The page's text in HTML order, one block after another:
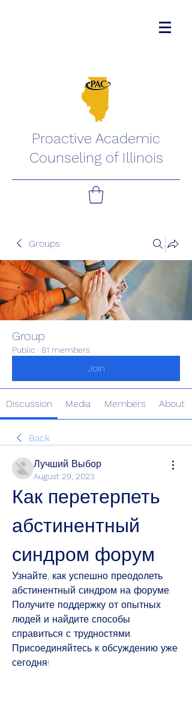
Proactive Academic
Counseling of Illinois
Groups
Group
Public · 81 members
Join
Discussion Media Members About
Back
Лучший Выбор
August 29, 2023
Как перетерпеть
абстинентный
синдром форум
Узнайте, как успешно преодолеть
абстинентный синдром на форуме.
Получите поддержку от опытных
людей и найдите способы
справиться с трудностями.
Присоединяйтесь к обсуждению уже
сегодня!